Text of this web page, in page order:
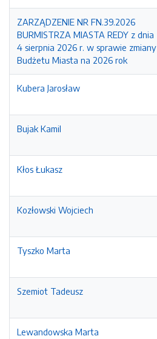
ZARZĄDZENIE NR FN.39.2026
BURMISTRZA MIASTA REDY z dnia
4 sierpnia 2026 r. w sprawie zmiany
Budżetu Miasta na 2026 rok
Kubera Jarosław
Bujak Kamil
Kłos Łukasz
Kozłowski Wojciech
Tyszko Marta
Szemiot Tadeusz
Lewandowska Marta